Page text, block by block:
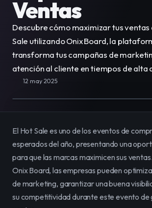
E-Commerce
todo tu catálogo en línea
Ventas
Descubre cómo maximizar tus ventas
Sale utilizando Onix Board, la
transforma tus campañas de
atención al cliente en tiempos de alta
12 may 2025
El Hot Sale es uno de los eventos de
esperados del año, presentando una
para que las marcas maximicen sus
Onix Board, las empresas pueden
de marketing, garantizar una buena
su competitividad durante este evento de